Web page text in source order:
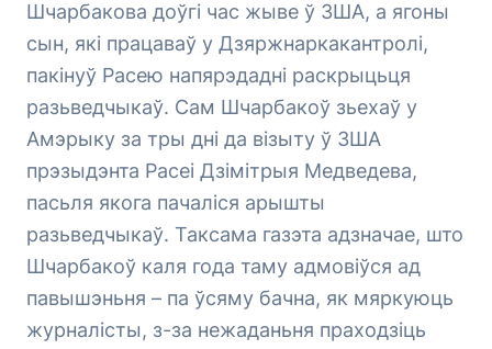
Шчарбакова доўгі час жыве ў ЗША, а ягоны
сын, які працаваў у Дзяржнаркакантролі,
пакінуў Расею напярэдадні раскрыцьця
разьведчыкаў. Сам Шчарбакоў зьехаў у
Амэрыку за тры дні да візыту ў ЗША
прэзыдэнта Расеі Дзімітрыя Медведева,
пасьля якога пачаліся арышты
разьведчыкаў. Таксама газэта адзначае, што
Шчарбакоў каля года таму адмовіўся ад
павышэньня – па ўсяму бачна, як мяркуюць
журналісты, з-за нежаданьня праходзіць